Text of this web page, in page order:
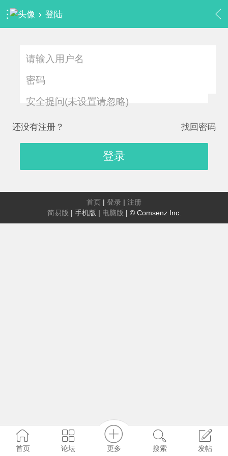
› 登陆
安全提问(未设置请忽略)
还没有注册？ 找回密码
登录
首页 | 登录 | 注册
简易版 | 手机版 | 电脑版 | © Comsenz Inc.
首页 论坛 更多 搜索 发帖